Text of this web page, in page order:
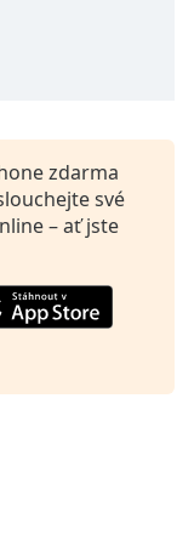
zdarma
své
– ať jste